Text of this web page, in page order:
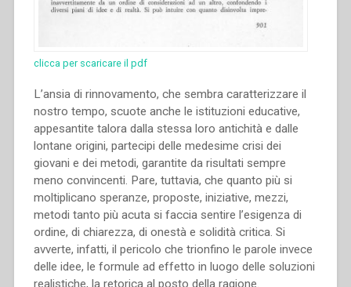
clicca per scaricare il pdf
L’ansia di rinnovamento, che sembra caratterizzare il
nostro tempo, scuote anche le istituzioni educative,
appesantite talora dalla stessa loro antichità e dalle
lontane origini, partecipi delle medesime crisi dei
giovani e dei metodi, garantite da risultati sempre
meno convincenti. Pare, tuttavia, che quanto più si
moltiplicano speranze, proposte, iniziative, mezzi,
metodi tanto più acuta si faccia sentire l’esigenza di
ordine, di chiarezza, di onestà e solidità critica. Si
avverte, infatti, il pericolo che trionfino le parole invece
delle idee, le formule ad effetto in luogo delle soluzioni